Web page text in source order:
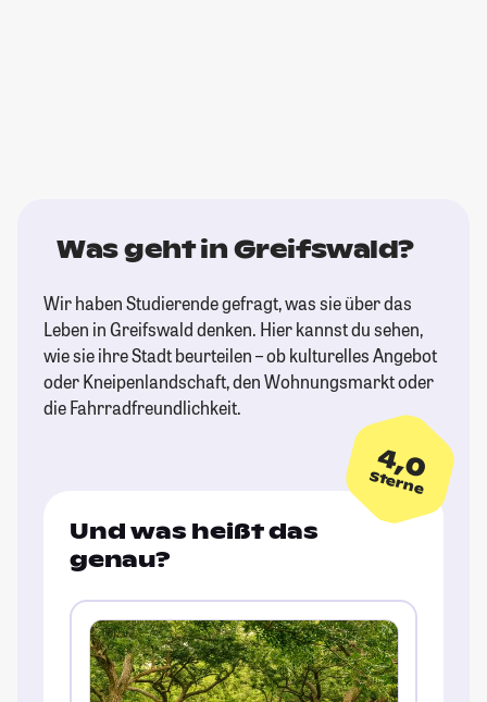
Was geht in Greifswald?
Wir haben Studierende gefragt, was sie über das
Leben in Greifswald denken. Hier kannst du sehen,
wie sie ihre Stadt beurteilen – ob kulturelles Angebot
oder Kneipenlandschaft, den Wohnungsmarkt oder
die Fahrradfreundlichkeit.
4,0
Sterne
Und was heißt das
genau?